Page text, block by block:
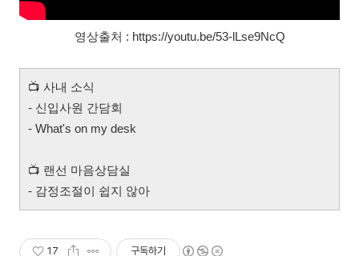
영상출처 : https://youtu.be/53-lLse9NcQ
📺 사내 소식
- 신입사원 간담회
- What's on my desk
📺 랜선 마음상담실
- 감정조절이 쉽지 않아
17 구독하기